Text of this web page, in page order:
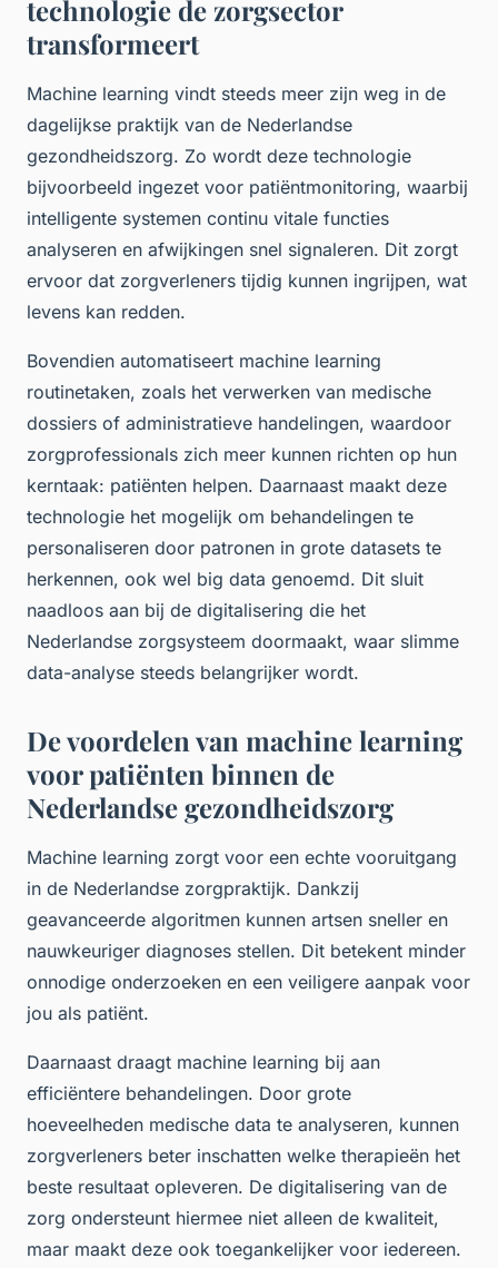
technologie de zorgsector
transformeert
Machine learning vindt steeds meer zijn weg in de
dagelijkse praktijk van de Nederlandse
gezondheidszorg. Zo wordt deze technologie
bijvoorbeeld ingezet voor patiëntmonitoring, waarbij
intelligente systemen continu vitale functies
analyseren en afwijkingen snel signaleren. Dit zorgt
ervoor dat zorgverleners tijdig kunnen ingrijpen, wat
levens kan redden.
Bovendien automatiseert machine learning
routinetaken, zoals het verwerken van medische
dossiers of administratieve handelingen, waardoor
zorgprofessionals zich meer kunnen richten op hun
kerntaak: patiënten helpen. Daarnaast maakt deze
technologie het mogelijk om behandelingen te
personaliseren door patronen in grote datasets te
herkennen, ook wel big data genoemd. Dit sluit
naadloos aan bij de digitalisering die het
Nederlandse zorgsysteem doormaakt, waar slimme
data-analyse steeds belangrijker wordt.
De voordelen van machine learning
voor patiënten binnen de
Nederlandse gezondheidszorg
Machine learning zorgt voor een echte vooruitgang
in de Nederlandse zorgpraktijk. Dankzij
geavanceerde algoritmen kunnen artsen sneller en
nauwkeuriger diagnoses stellen. Dit betekent minder
onnodige onderzoeken en een veiligere aanpak voor
jou als patiënt.
Daarnaast draagt machine learning bij aan
efficiëntere behandelingen. Door grote
hoeveelheden medische data te analyseren, kunnen
zorgverleners beter inschatten welke therapieën het
beste resultaat opleveren. De digitalisering van de
zorg ondersteunt hiermee niet alleen de kwaliteit,
maar maakt deze ook toegankelijker voor iedereen.